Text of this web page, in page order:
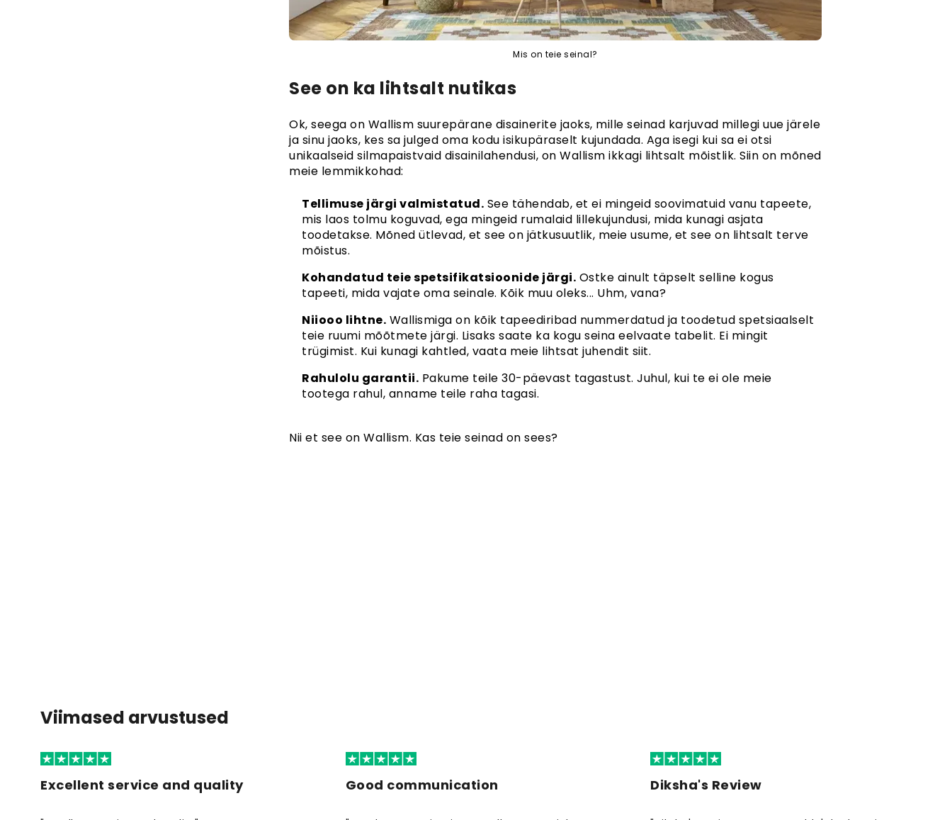
Mis on teie seinal?
See on ka lihtsalt nutikas
Ok, seega on Wallism suurepärane disainerite jaoks, mille seinad karjuvad millegi uue järele
ja sinu jaoks, kes sa julged oma kodu isikupäraselt kujundada. Aga isegi kui sa ei otsi
unikaalseid silmapaistvaid disainilahendusi, on Wallism ikkagi lihtsalt mõistlik. Siin on mõned
meie lemmikkohad:
Tellimuse järgi valmistatud. See tähendab, et ei mingeid soovimatuid vanu tapeete,
mis laos tolmu koguvad, ega mingeid rumalaid lillekujundusi, mida kunagi asjata
toodetakse. Mõned ütlevad, et see on jätkusuutlik, meie usume, et see on lihtsalt terve
mõistus.
Kohandatud teie spetsifikatsioonide järgi. Ostke ainult täpselt selline kogus
tapeeti, mida vajate oma seinale. Kõik muu oleks... Uhm, vana?
Niiooo lihtne. Wallismiga on kõik tapeediribad nummerdatud ja toodetud spetsiaalselt
teie ruumi mõõtmete järgi. Lisaks saate ka kogu seina eelvaate tabelit. Ei mingit
trügimist. Kui kunagi kahtled, vaata meie lihtsat juhendit siit.
Rahulolu garantii. Pakume teile 30-päevast tagastust. Juhul, kui te ei ole meie
tootega rahul, anname teile raha tagasi.
Nii et see on Wallism. Kas teie seinad on sees?
Viimased arvustused
Excellent service and quality Good communication Diksha's Review